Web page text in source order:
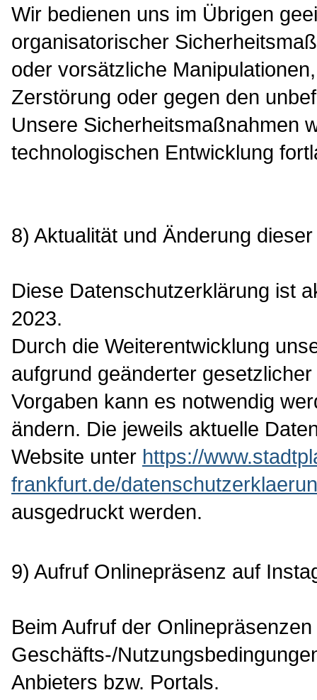
Wir bedienen uns im Übrigen
organisatorischer
oder vorsätzliche
Zerstörung oder gegen den
Unsere Sicherheitsmaßnahmen
technologischen Entwicklung
8) Aktualität und Änderung
Diese Datenschutzerklärung ist
2023.
Durch die Weiterentwicklung
aufgrund geänderter
Vorgaben kann es notwendig
ändern. Die jeweils aktuelle
Website unter https://
frankfurt.de/
ausgedruckt werden.
9) Aufruf Onlinepräsenz auf
Beim Aufruf der
Geschäfts-/
Anbieters bzw. Portals.